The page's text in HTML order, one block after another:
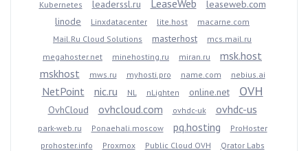
Kubernetes
leaderssl.ru LeaseWeb
leaseweb.com
linode
Linxdatacenter lite.host
macarne.com
Mail.Ru Cloud Solutions
masterhost
mcs.mail.ru
megahoster.net
minehosting.ru miran.ru
msk.host
mskhost
mws.ru myhosti.pro name.com nebius.ai
NetPoint nic.ru NL nLighten online.net OVH
OvhCloud ovhcloud.com ovhdc-uk ovhdc-us
park-web.ru Ponaehali.moscow pq.hosting
ProHoster
prohoster.info
Proxmox Public Cloud OVH Qrator Labs